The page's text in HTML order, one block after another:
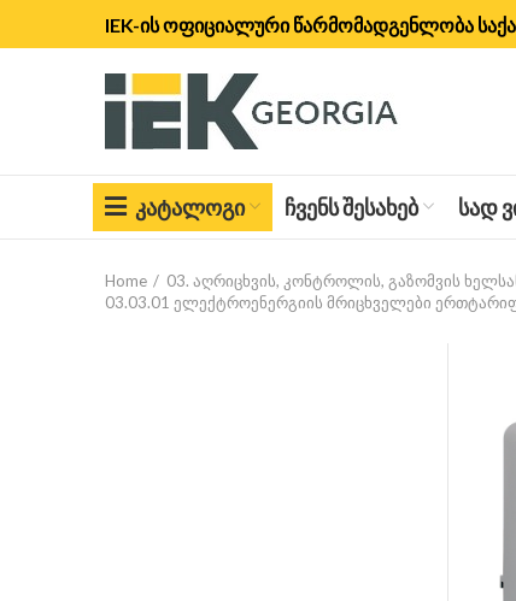
IEK-ის ოფიციალური წარმომადგენლობა
ᲙᲐᲢᲐᲚᲝᲒᲘ ᲩᲕᲔᲜᲡ ᲨᲔᲡᲐᲮᲔᲑ ᲡᲐᲓ
Home 03. აღრიცხვის, კონტროლის, გაზომვის
03.03.01 ელექტროენერგიის მრიცხველები